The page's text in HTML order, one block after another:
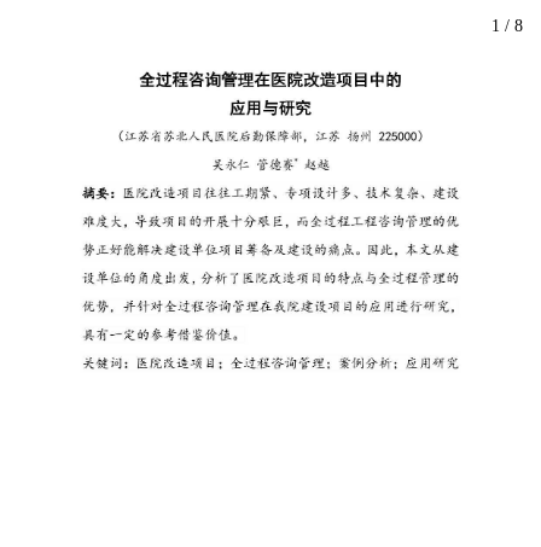
1 / 8